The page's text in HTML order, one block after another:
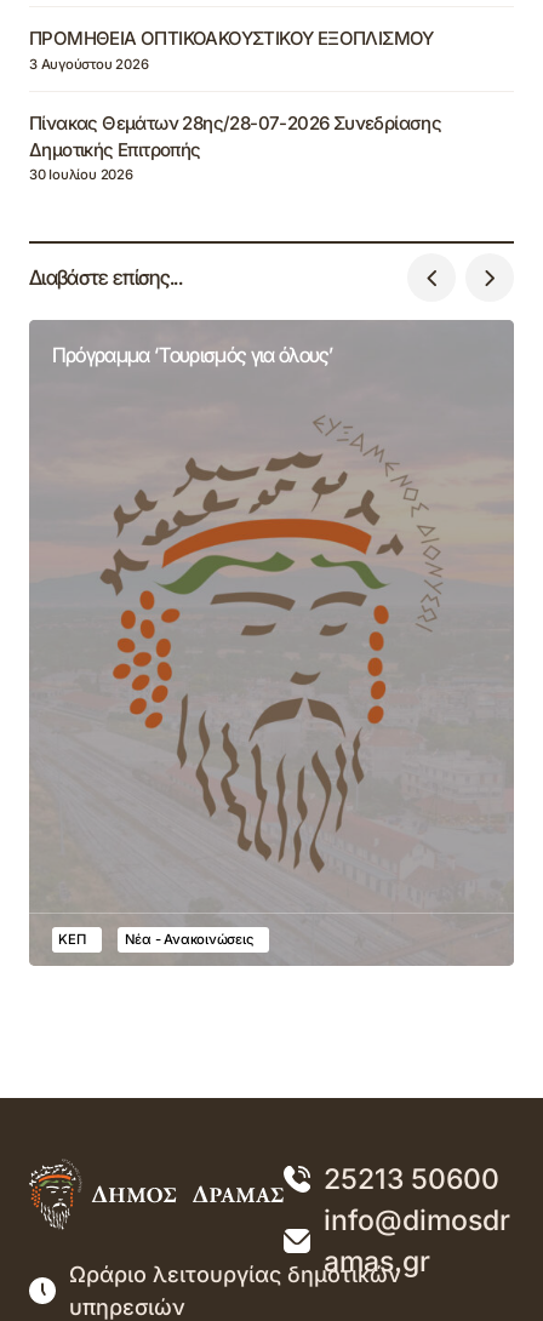
ΠΡΟΜΗΘΕΙΑ ΟΠΤΙΚΟΑΚΟΥΣΤΙΚΟΥ ΕΞΟΠΛΙΣΜΟΥ
3 Αυγούστου 2026
Πίνακας Θεμάτων 28ης/28-07-2026 Συνεδρίασης
Δημοτικής Επιτροπής
30 Ιουλίου 2026
Διαβάστε επίσης...
Πρόγραμμα ‘Τουρισμός για όλους’
ΚΕΠ Νέα - Ανακοινώσεις
25213 50600
info@dimosdr
amas.gr
Ωράριο λειτουργίας δημοτικών
υπηρεσιών